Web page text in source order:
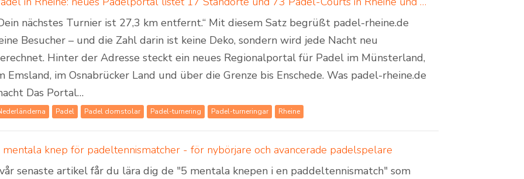
nächstes Turnier ist 27,3 km entfernt.“ Mit diesem Satz begrüßt padel-rheine.de
Besucher – und die Zahl darin ist keine Deko, sondern wird jede Nacht neu
Hinter der Adresse steckt ein neues Regionalportal für Padel im Münsterland,
Emsland, im Osnabrücker Land und über die Grenze bis Enschede. Was padel-rheine.de
Das Portal…
Padel Padel domstolar Padel-turnering Padel-turneringar Rheine
mentala knep för padeltennismatcher - för nybörjare och avancerade padelspelare
senaste artikel får du lära dig de "5 mentala knepen i en paddeltennismatch" som